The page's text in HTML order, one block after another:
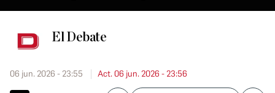
El Debate
06 jun. 2026 - 23:55 Act. 06 jun. 2026 - 23:56